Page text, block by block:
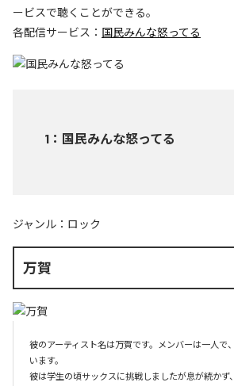
ービスで聴くことができる。
各配信サービス： 国民みんな怒ってる
1 ： 国民みんな怒ってる
ジャンル： ロック
万賀
彼のアーティスト名は万賀です。メンバーは一人で
います。
彼は学生の頃サックスに挑戦しましたが息が続かず